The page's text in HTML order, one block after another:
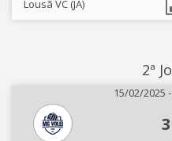
Lousã VC (JA)
2ª
15/02/2025
3